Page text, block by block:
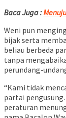
Baca Juga :
Weni pun
bijak serta
beliau berbeda
tanpa
perundang-
“Kami tidak
partai
peraturan